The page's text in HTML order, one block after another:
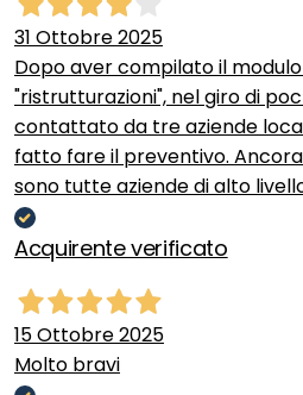
31 Ottobre 2025
Dopo aver compilato il
"ristrutturazioni", nel giro di
contattato da tre aziende
fatto fare il preventivo.
sono tutte aziende di alto
Acquirente verificato
15 Ottobre 2025
Molto bravi